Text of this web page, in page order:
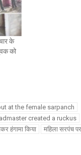
के
को
at the female sarpanch
created a ruckus
हंगामा किया
महिला सरपंच